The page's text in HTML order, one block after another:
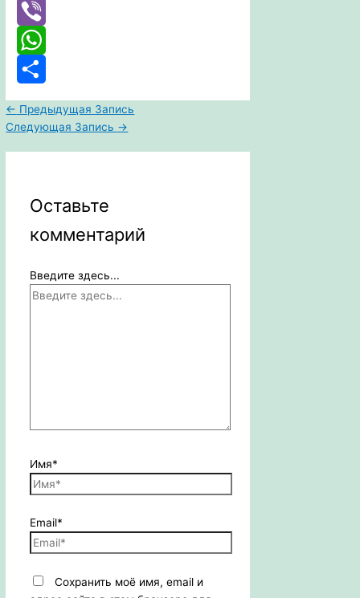
Telegram
Viber
WhatsApp
Отправить
← Предыдущая Запись
Следующая Запись →
Оставьте
комментарий
Введите здесь...
Имя*
Email*
Сохранить моё имя, email и